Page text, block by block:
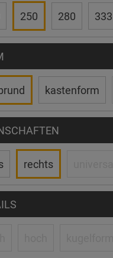
250 280 333
kastenform
rechts